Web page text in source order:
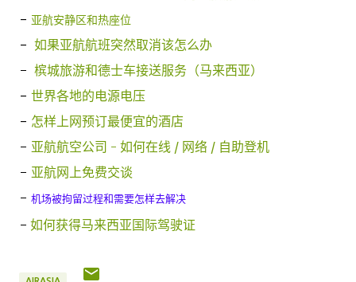
- 亚航安静区和热座位
- 如果亚航航班突然取消该怎么办
- 槟城旅游和德士车接送服务（马来西亚）
- 世界各地的电源电压
- 怎样上网预订最便宜的酒店
- 亚航航空公司 - 如何在线 / 网络 / 自助登机
- 亚航网上免费交谈
- 机场被拘留过程和需要怎样去解决
- 如何获得马来西亚国际驾驶证